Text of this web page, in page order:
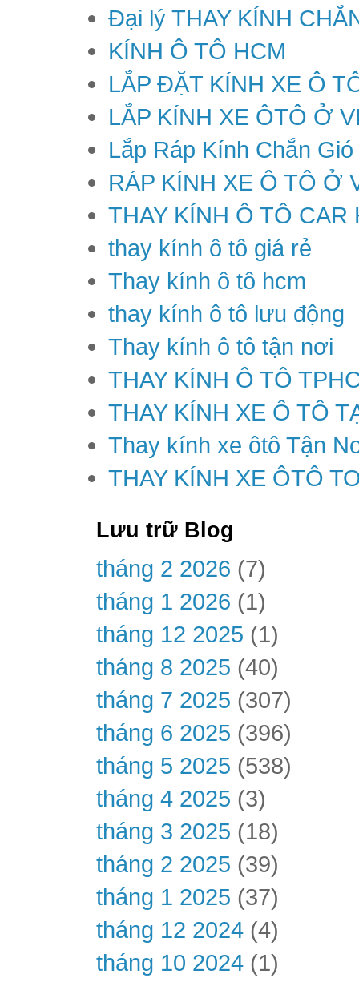
Đại lý THAY KÍNH
KÍNH Ô TÔ HCM
LẮP ĐẶT KÍNH XE Ô
LẮP KÍNH XE ÔTÔ Ở
Lắp Ráp Kính Chắn
RÁP KÍNH XE Ô TÔ Ở
THAY KÍNH Ô TÔ CAR
thay kính ô tô giá rẻ
Thay kính ô tô hcm
thay kính ô tô lưu động
Thay kính ô tô tận nơi
THAY KÍNH Ô TÔ
THAY KÍNH XE Ô TÔ
Thay kính xe ôtô Tận
THAY KÍNH XE ÔTÔ
Lưu trữ Blog
tháng 2 2026 (7)
tháng 1 2026 (1)
tháng 12 2025 (1)
tháng 8 2025 (40)
tháng 7 2025 (307)
tháng 6 2025 (396)
tháng 5 2025 (538)
tháng 4 2025 (3)
tháng 3 2025 (18)
tháng 2 2025 (39)
tháng 1 2025 (37)
tháng 12 2024 (4)
tháng 10 2024 (1)